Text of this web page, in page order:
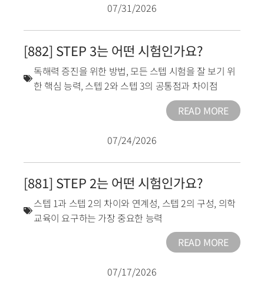
07/31/2026
[882] STEP 3는 어떤 시험인가요?
독해력 증진을 위한 방법, 모든 스텝 시험을 잘 보기 위
한 핵심 능력, 스텝 2와 스텝 3의 공통점과 차이점
READ MORE
07/24/2026
[881] STEP 2는 어떤 시험인가요?
스텝 1과 스텝 2의 차이와 연계성, 스텝 2의 구성, 의학
교육이 요구하는 가장 중요한 능력
READ MORE
07/17/2026